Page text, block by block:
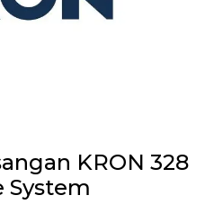
KRON 328
System